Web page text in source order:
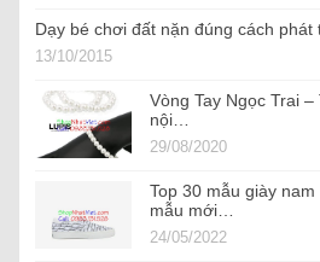
Dạy bé chơi đất nặn đúng cách
13/10/2015
Vòng Tay Ngọc Trai
nội…
29/08/2020
Top 30 mẫu giày
mẫu mới…
24/05/2022